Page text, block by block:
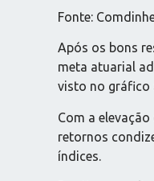
Fonte:
Após os bons
meta atuarial
visto no gráfico
Com a
retornos
índices.